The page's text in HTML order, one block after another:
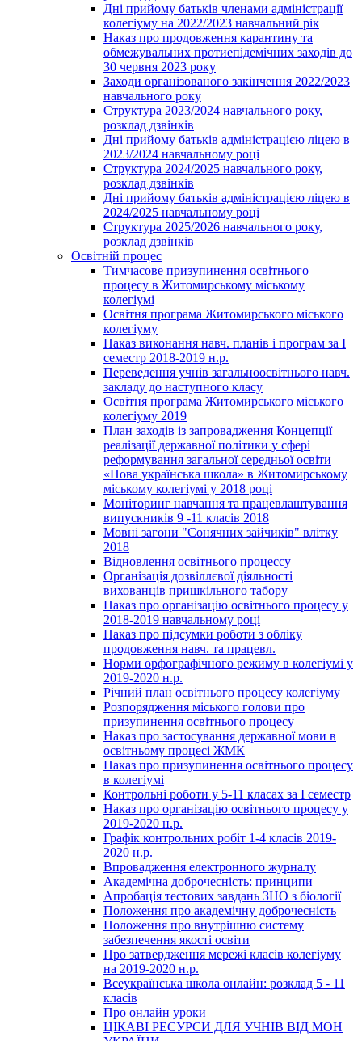
Дні прийому батьків членами адміністрації
колегіуму на 2022/2023 навчальний рік
Наказ про продовження карантину та
обмежувальних протиепідемічних заходів до
30 червня 2023 року
Заходи організованого закінчення 2022/2023
навчального року
Структура 2023/2024 навчального року,
розклад дзвінків
Дні прийому батьків адміністрацією ліцею в
2023/2024 навчальному році
Структура 2024/2025 навчального року,
розклад дзвінків
Дні прийому батьків адміністрацією ліцею в
2024/2025 навчальному році
Структура 2025/2026 навчального року,
розклад дзвінків
Освітній процес
Тимчасове призупинення освітнього
процесу в Житомирському міському
колегіумі
Освітня програма Житомирського міського
колегіуму
Наказ виконання навч. планів і програм за І
семестр 2018-2019 н.р.
Переведення учнів загальноосвітнього навч.
закладу до наступного класу
Освітня програма Житомирського міського
колегіуму 2019
План заходів із запровадження Концепції
реалізації державної політики у сфері
реформування загальної середньої освіти
«Нова українська школа» в Житомирському
міському колегіумі у 2018 році
Моніторинг навчання та працевлаштування
випускників 9 -11 класів 2018
Мовні загони "Сонячних зайчиків" влітку
2018
Відновлення освітнього процессу
Організація дозвіллєвої діяльності
вихованців пришкільного табору
Наказ про організацію освітнього процесу у
2018-2019 навчальному році
Наказ про підсумки роботи з обліку
продовження навч. та працевл.
Норми орфографічного режиму в колегіумі у
2019-2020 н.р.
Річний план освітнього процесу колегіуму
Розпорядження міського голови про
призупинення освітнього процесу
Наказ про застосування державної мови в
освітньому процесі ЖМК
Наказ про призупинення освітнього процесу
в колегіумі
Контрольні роботи у 5-11 класах за І семестр
Наказ про організацію освітнього процесу у
2019-2020 н.р.
Графік контрольних робіт 1-4 класів 2019-
2020 н.р.
Впровадження електронного журналу
Академічна доброчесність: принципи
Апробація тестових завдань ЗНО з біології
Положення про академічну доброчесність
Положення про внутрішню систему
забезпечення якості освіти
Про затвердження мережі класів колегіуму
на 2019-2020 н.р.
Всеукраїнська школа онлайн: розклад 5 - 11
класів
Про онлайн уроки
ЦІКАВІ РЕСУРСИ ДЛЯ УЧНІВ ВІД МОН